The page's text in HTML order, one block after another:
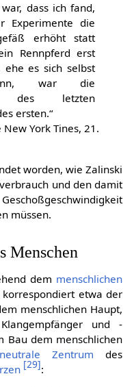
dass ich fand,
Experimente die
erhöht statt
Rennpferd erst
es sich selbst
war die
des letzten
ersten.“
New York Tines, 21.
worden, wie Zalinski
und den damit
müssen.
Menschen
dem menschlichen
etwa der
menschlichen Haupt,
und -
Bau dem menschlichen
neutrale Zentrum des
[29]: